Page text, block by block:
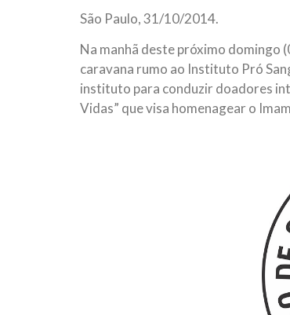
São Paulo, 31/10/2014.
Na manhã deste próximo domingo
caravana rumo ao Instituto Pró
instituto para conduzir doadores
Vidas” que visa homenagear o